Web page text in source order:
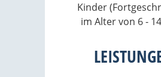
Kinder
im Alter von 6 -